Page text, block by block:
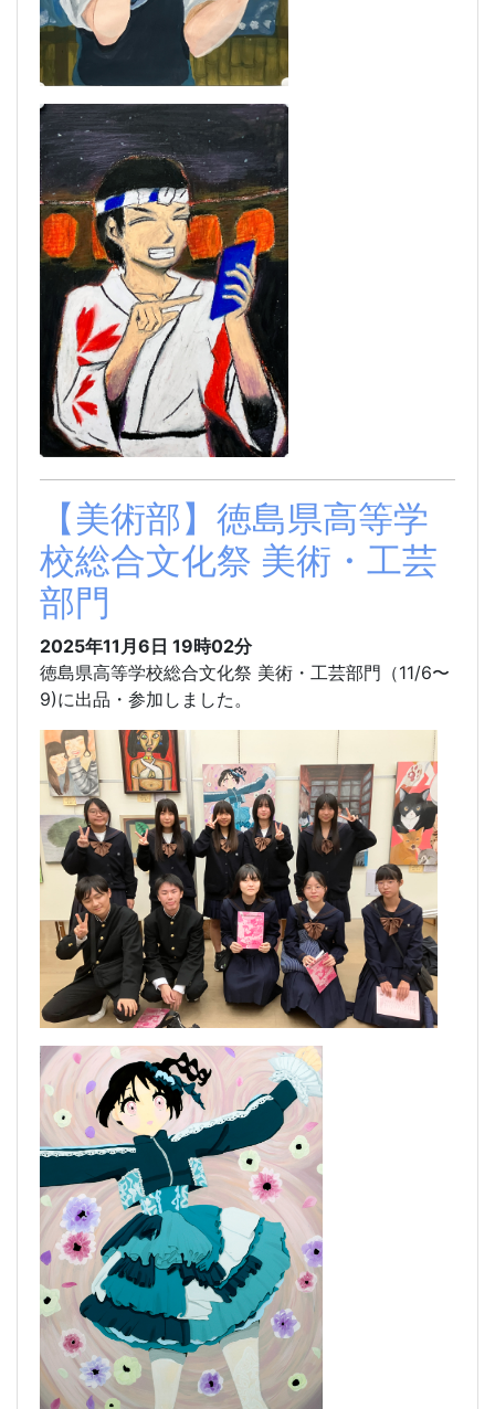
【美術部】徳島県高等学
校総合文化祭 美術・工芸
部門
2025年11月6日 19時02分
徳島県高等学校総合文化祭 美術・工芸部門（11/6〜
9)に出品・参加しました。